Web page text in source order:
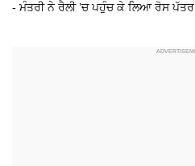
- ਮੰਤਰੀ ਨੇ ਰੈਲੀ ’ਚ ਪਹੁੰਚ ਕੇ ਲਿਆ ਰੋਸ ਪੱਤਰ